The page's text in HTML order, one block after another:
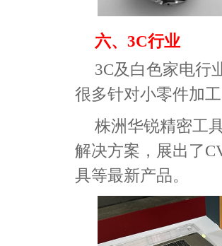
六、 3C行业
3C及白色家电行
很多针对小零件加
株洲华锐精密工
解决方案，展出了
具等最新产品。